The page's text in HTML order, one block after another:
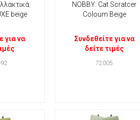
beige
για να
NOBBY: Cat Scratcer
Coloum Beige
Συνδεθείτε για να
δείτε τιμές
72005